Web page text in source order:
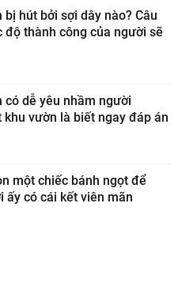
bị hút bởi sợi dây nào? Câu
thành công của người sẽ
có dễ yêu nhầm người
khu vườn là biết ngay đáp án
một chiếc bánh ngọt để
ấy có cái kết viên mãn